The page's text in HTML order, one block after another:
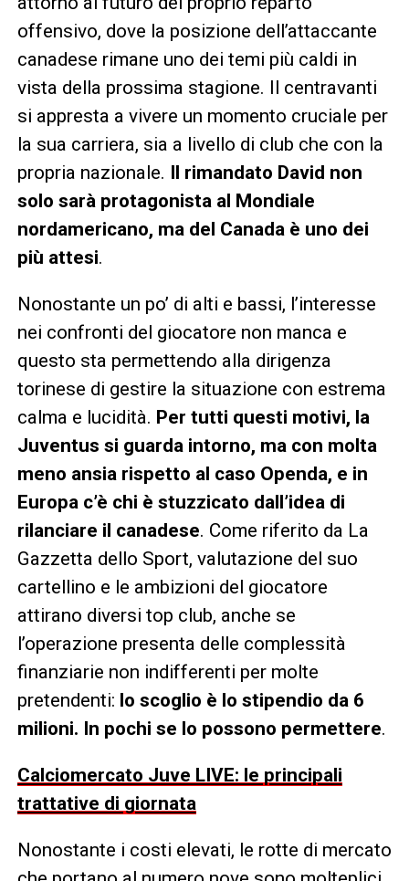
offensivo, dove la posizione dell’attaccante
canadese rimane uno dei temi più caldi in
vista della prossima stagione. Il centravanti
si appresta a vivere un momento cruciale per
la sua carriera, sia a livello di club che con la
propria nazionale. Il rimandato David non
solo sarà protagonista al Mondiale
nordamericano, ma del Canada è uno dei
più attesi.
Nonostante un po’ di alti e bassi, l’interesse
nei confronti del giocatore non manca e
questo sta permettendo alla dirigenza
torinese di gestire la situazione con estrema
calma e lucidità. Per tutti questi motivi, la
Juventus si guarda intorno, ma con molta
meno ansia rispetto al caso Openda, e in
Europa c’è chi è stuzzicato dall’idea di
rilanciare il canadese. Come riferito da La
Gazzetta dello Sport, valutazione del suo
cartellino e le ambizioni del giocatore
attirano diversi top club, anche se
l’operazione presenta delle complessità
finanziarie non indifferenti per molte
pretendenti: lo scoglio è lo stipendio da 6
milioni. In pochi se lo possono permettere.
Calciomercato Juve LIVE: le principali
trattative di giornata
Nonostante i costi elevati, le rotte di mercato